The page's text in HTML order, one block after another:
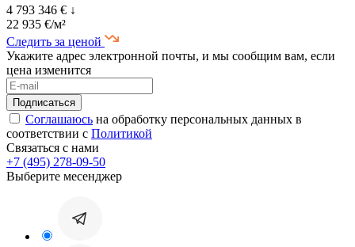
4 793 346 € ↓
22 935 €/м²
Следить за ценой
Укажите адрес электронной почты, и мы сообщим вам, если
цена изменится
Соглашаюсь на обработку персональных данных в
соответствии с Политикой
Связаться с нами
+7 (495) 278-09-50
Выберите месенджер